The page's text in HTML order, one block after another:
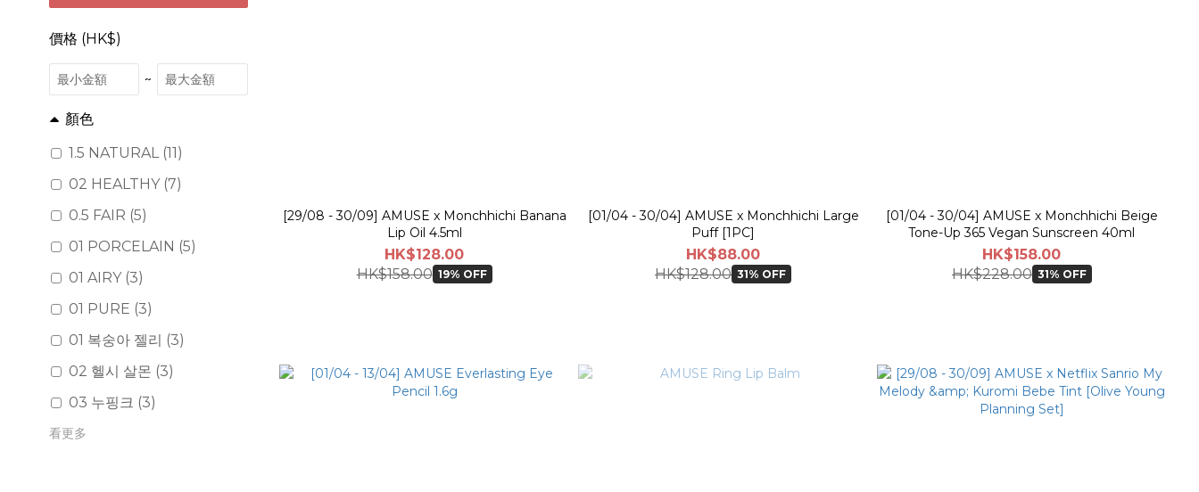
價格 (HK$)
~
顏色
1.5 NATURAL (11)
02 HEALTHY (7)
0.5 FAIR (5)
01 PORCELAIN (5)
01 AIRY (3)
01 PURE (3)
01 복숭아 젤리 (3)
02 헬시 살몬 (3)
03 누핑크 (3)
看更多
[29/08 - 30/09] AMUSE x Monchhichi Banana
Lip Oil 4.5ml
HK$128.00
HK$158.00 19% OFF
[01/04 - 30/04] AMUSE x Monchhichi Large
Puff [1PC]
HK$88.00
HK$128.00 31% OFF
[01/04 - 30/04] AMUSE x Monchhichi Beige
Tone-Up 365 Vegan Sunscreen 40ml
HK$158.00
HK$228.00 31% OFF